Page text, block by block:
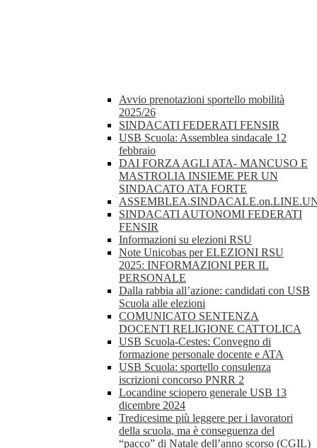
Avvio prenotazioni sportello mobilità
2025/26
SINDACATI FEDERATI FENSIR
USB Scuola: Assemblea sindacale 12
febbraio
DAI FORZA AGLI ATA- MANCUSO E
MASTROLIA INSIEME PER UN
SINDACATO ATA FORTE
SINDACATI AUTONOMI FEDERATI
FENSIR
Informazioni su elezioni RSU
Note Unicobas per ELEZIONI RSU
2025: INFORMAZIONI PER IL
PERSONALE
Dalla rabbia all’azione: candidati con USB
Scuola alle elezioni
COMUNICATO SENTENZA
DOCENTI RELIGIONE CATTOLICA
USB Scuola-Cestes: Convegno di
formazione personale docente e ATA
USB Scuola: sportello consulenza
iscrizioni concorso PNRR 2
Locandine sciopero generale USB 13
dicembre 2024
Tredicesime più leggere per i lavoratori
della scuola, ma è conseguenza del
“pacco” di Natale dell’anno scorso (CGIL)